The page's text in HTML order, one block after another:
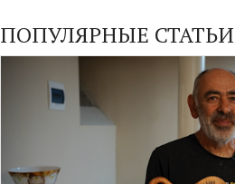
ПОПУЛЯРНЫЕ СТАТЬИ